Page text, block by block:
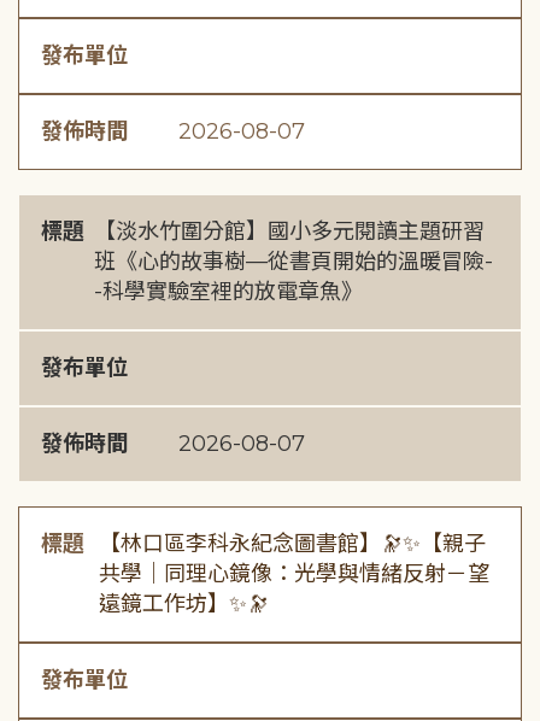
發布單位
發佈時間 2026-08-07
標題
【淡水竹圍分館】國小多元閱讀主題研習
班《心的故事樹—從書頁開始的溫暖冒險-
-科學實驗室裡的放電章魚》
發布單位
發佈時間 2026-08-07
標題
【林口區李科永紀念圖書館】🔭✨【親子
共學｜同理心鏡像：光學與情緒反射－望
遠鏡工作坊】✨🔭
發布單位